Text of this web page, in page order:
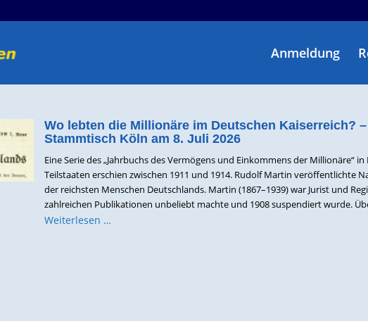
Anmeldung
Wo lebten die Millionäre im Deutschen Kaiserreich?
Stammtisch Köln am 8. Juli 2026
Eine Serie des „Jahrbuchs des Vermögens und Einkommens der Millionäre“
Teilstaaten erschien zwischen 1911 und 1914. Rudolf Martin veröffentlichte
der reichsten Menschen Deutschlands. Martin (1867–1939) war Jurist und
zahlreichen Publikationen unbeliebt machte und 1908 suspendiert wurde.
Weiterlesen …